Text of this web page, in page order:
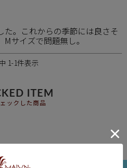
た。これからの季節には良さそ
サイズで問題無し。
1-1件表示
ITEM
ックした商品